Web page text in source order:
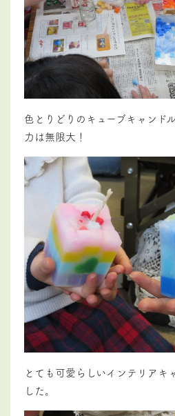
色とりどりのキューブキャンド
力は無限大！
とても可愛らしいインテリアキ
した。